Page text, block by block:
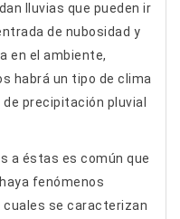
lluvias que pueden ir
de nubosidad y
en el ambiente,
habrá un tipo de clima
precipitación pluvial
a éstas es común que
fenómenos
se caracterizan